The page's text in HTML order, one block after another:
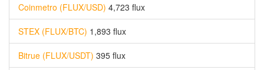
Coinmetro (FLUX/USD) 4,723 flux
STEX (FLUX/BTC) 1,893 flux
Bitrue (FLUX/USDT) 395 flux